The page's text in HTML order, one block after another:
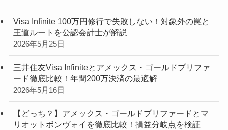
Visa Infinite 100万円修行で失敗しない！対象外の罠と
王道ルートを公認会計士が解説
2026年5月25日
三井住友Visa Infiniteとアメックス・ゴールドプリファ
ード徹底比較！年間200万決済の最適解
2026年5月16日
【どっち？】アメックス・ゴールドプリファードとマ
リオットボンヴォイを徹底比較！損益分岐点を検証